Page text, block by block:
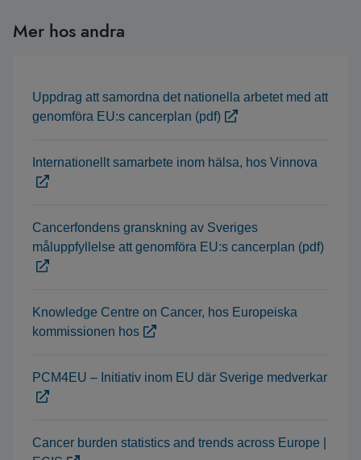
Mer hos andra
Uppdrag att samordna det nationella arbetet med att
genomföra EU:s cancerplan (pdf)
Internationellt samarbete inom hälsa, hos Vinnova
Cancerfondens granskning av Sveriges
måluppfyllelse att genomföra EU:s cancerplan (pdf)
Knowledge Centre on Cancer, hos Europeiska
kommissionen hos
PCM4EU – Initiativ inom EU där Sverige medverkar
Cancer burden statistics and trends across Europe |